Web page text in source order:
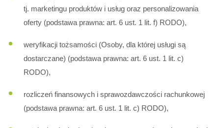
tj. marketingu produktów i usług oraz personalizowania
oferty (podstawa prawna: art. 6 ust. 1 lit. f) RODO),
weryfikacji tożsamości (Osoby, dla której usługi są
dostarczane) (podstawa prawna: art. 6 ust. 1 lit. c)
RODO),
rozliczeń finansowych i sprawozdawczości rachunkowej
(podstawa prawna: art. 6 ust. 1 lit. c) RODO),